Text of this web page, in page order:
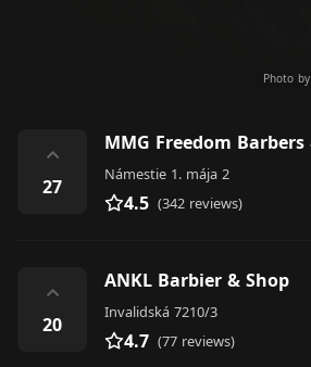
Photo by
⌃
27
Námestie 1. mája 2
4.5 (342 reviews)
⌃
20
ANKL Barbier & Shop
Invalidská 7210/3
4.7 (77 reviews)